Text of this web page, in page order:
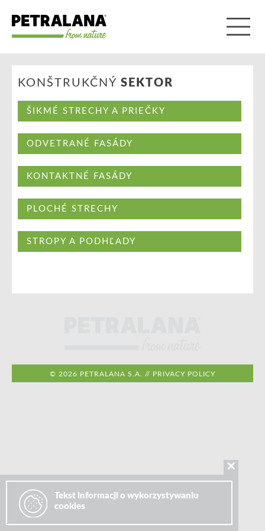
KONŠTRUKČNÝ SEKTOR
ŠIKMÉ STRECHY A PRIEČKY
ODVETRANÉ FASÁDY
KONTAKTNÉ FASÁDY
PLOCHÉ STRECHY
STROPY A PODHĽADY
© 2026 PETRALANA S.A. // PRIVACY POLICY
Tekst informacji o wykorzystywaniu
cookies
✕